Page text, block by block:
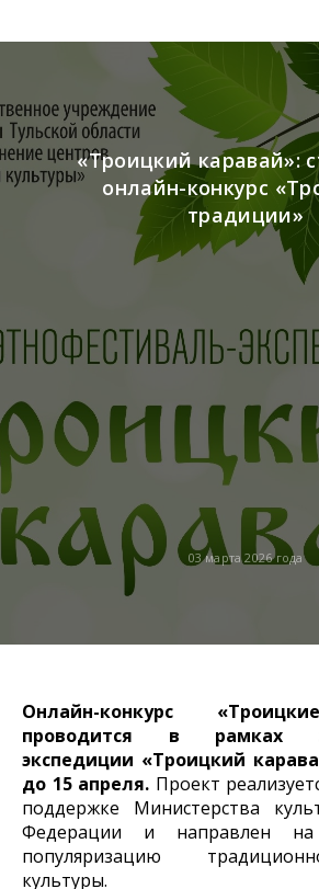
03 марта 2026 года
«Троицкий каравай»:
онлайн-конкурс
традиции»
Онлайн-конкурс
проводится в рамках
экспедиции «Троицкий
до 15 апреля. Проект
поддержке Министерства
Федерации и направлен
популяризацию
культуры.